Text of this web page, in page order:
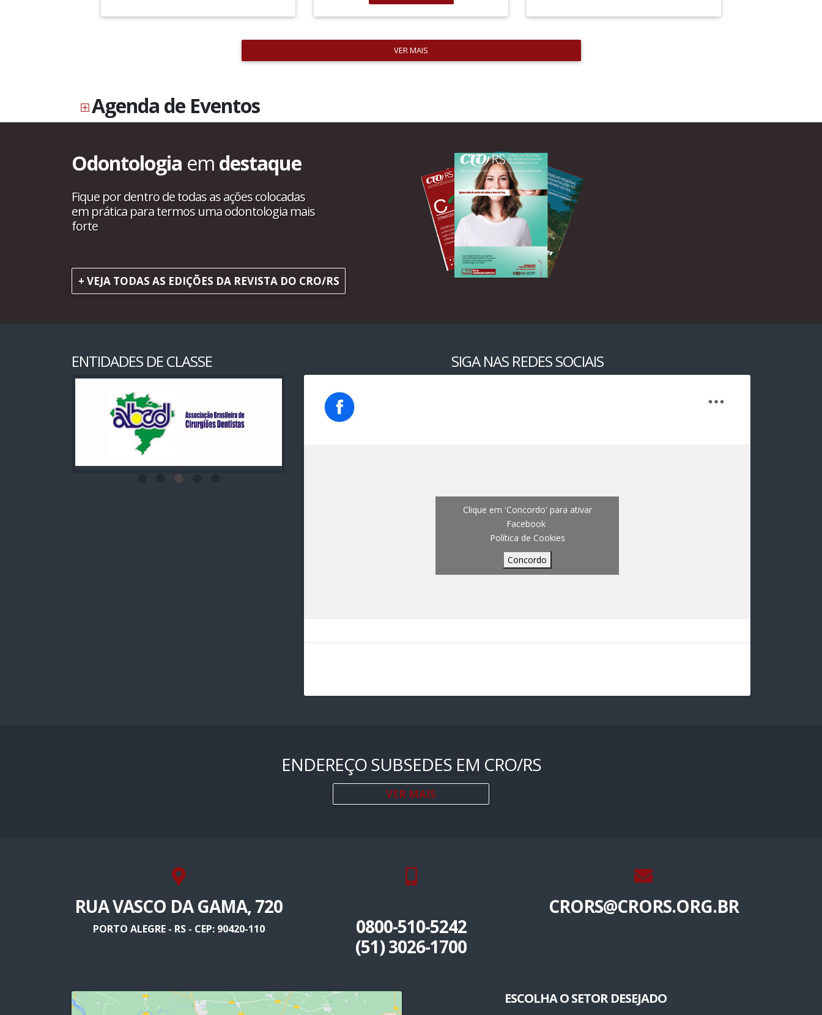
VER MAIS
Agenda de Eventos
Odontologia em destaque
Fique por dentro de todas as ações colocadas
em prática para termos uma odontologia mais
forte
+ VEJA TODAS AS EDIÇÕES DA REVISTA DO CRO/RS
ENTIDADES DE CLASSE SIGA NAS REDES SOCIAIS
Clique em 'Concordo' para ativar
Facebook
Política de Cookies
Concordo
ENDEREÇO SUBSEDES EM CRO/RS
VER MAIS
RUA VASCO DA GAMA, 720
PORTO ALEGRE - RS - CEP: 90420-110
0800-510-5242
(51) 3026-1700
CRORS@CRORS.ORG.BR
ESCOLHA O SETOR DESEJADO